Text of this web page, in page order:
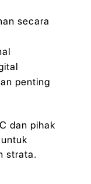
secara
penting
dan pihak
strata.